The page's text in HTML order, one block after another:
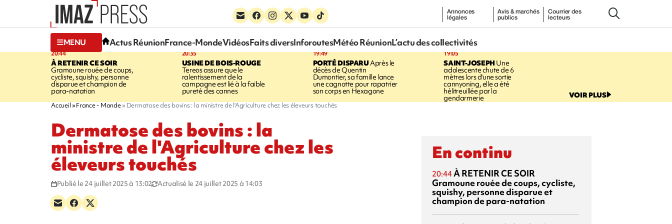
Annonces
légales
Avis & marchés
publics
Courrier des
lecteurs
MENU Actus RéunionFrance-MondeVidéosFaits diversInforoutesMétéo RéunionL’actu des collectivités
20:44
À RETENIR CE SOIR
Gramoune rouée de coups,
cycliste, squishy, personne
disparue et champion de
para-natation
20:35
USINE DE BOIS-ROUGE
Tereos assure que le
ralentissement de la
campagne est lié à la faible
pureté des cannes
19:49
PORTÉ DISPARUAprès le
décès de Quentin
Dumontier, sa famille lance
une cagnotte pour rapatrier
son corps en Hexagone
19:05
SAINT-JOSEPHUne
adolescente chute de 6
mètres lors d'une sortie
cannyoning, elle a été
hélitreuillée par la
gendarmerie VOIR PLUS
Accueil France - Monde Dermatose des bovins : la ministre de l'Agriculture chez les éleveurs touchés
Dermatose des bovins : la
ministre de l'Agriculture chez les
éleveurs touchés
Publié le 24 juillet 2025 à 13:02 Actualisé le 24 juillet 2025 à 14:03
En continu
20:44À RETENIR CE SOIR
Gramoune rouée de coups, cycliste,
squishy, personne disparue et
champion de para-natation